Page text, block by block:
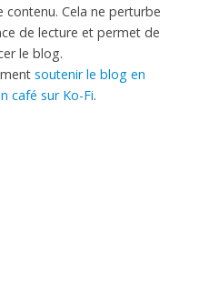
Cela ne perturbe
de lecture et permet de
le blog.
soutenir le blog en
café sur Ko-Fi.